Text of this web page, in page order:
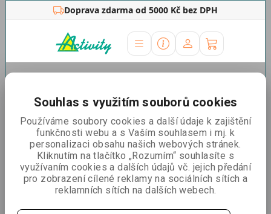
Doprava zdarma od 5000 Kč bez DPH
Plastový rám Flexiframe® A4
Souhlas s využitím souborů cookies
Používáme soubory cookies a další údaje k zajištění
funkčnosti webu a s Vaším souhlasem i mj. k
personalizaci obsahu našich webových stránek.
Kliknutím na tlačítko „Rozumím“ souhlasíte s
využívaním cookies a dalších údajů vč. jejich předání
pro zobrazení cílené reklamy na sociálních sítích a
reklamních sítích na dalších webech.